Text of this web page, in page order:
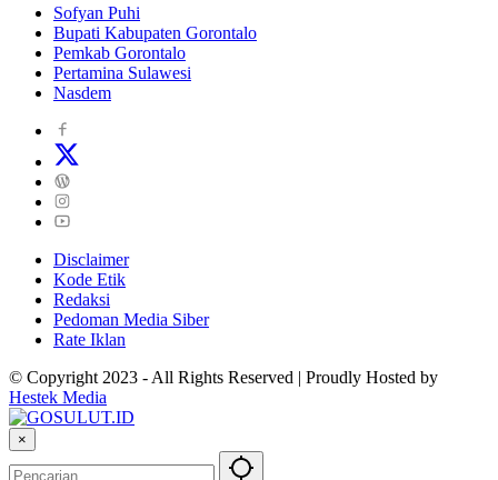
Sofyan Puhi
Bupati Kabupaten Gorontalo
Pemkab Gorontalo
Pertamina Sulawesi
Nasdem
Disclaimer
Kode Etik
Redaksi
Pedoman Media Siber
Rate Iklan
© Copyright 2023 - All Rights Reserved | Proudly Hosted by
Hestek Media
×